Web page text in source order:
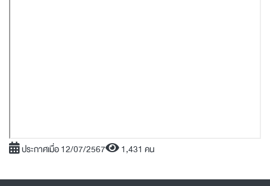
ประกาศเมื่อ 12/07/2567 1,431 คน